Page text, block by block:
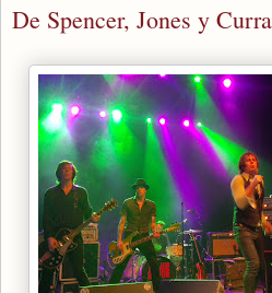
De Spencer, Jones y